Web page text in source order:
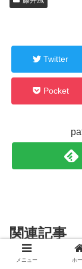
Twitter
Pocket
関連記事
メニュー ホ